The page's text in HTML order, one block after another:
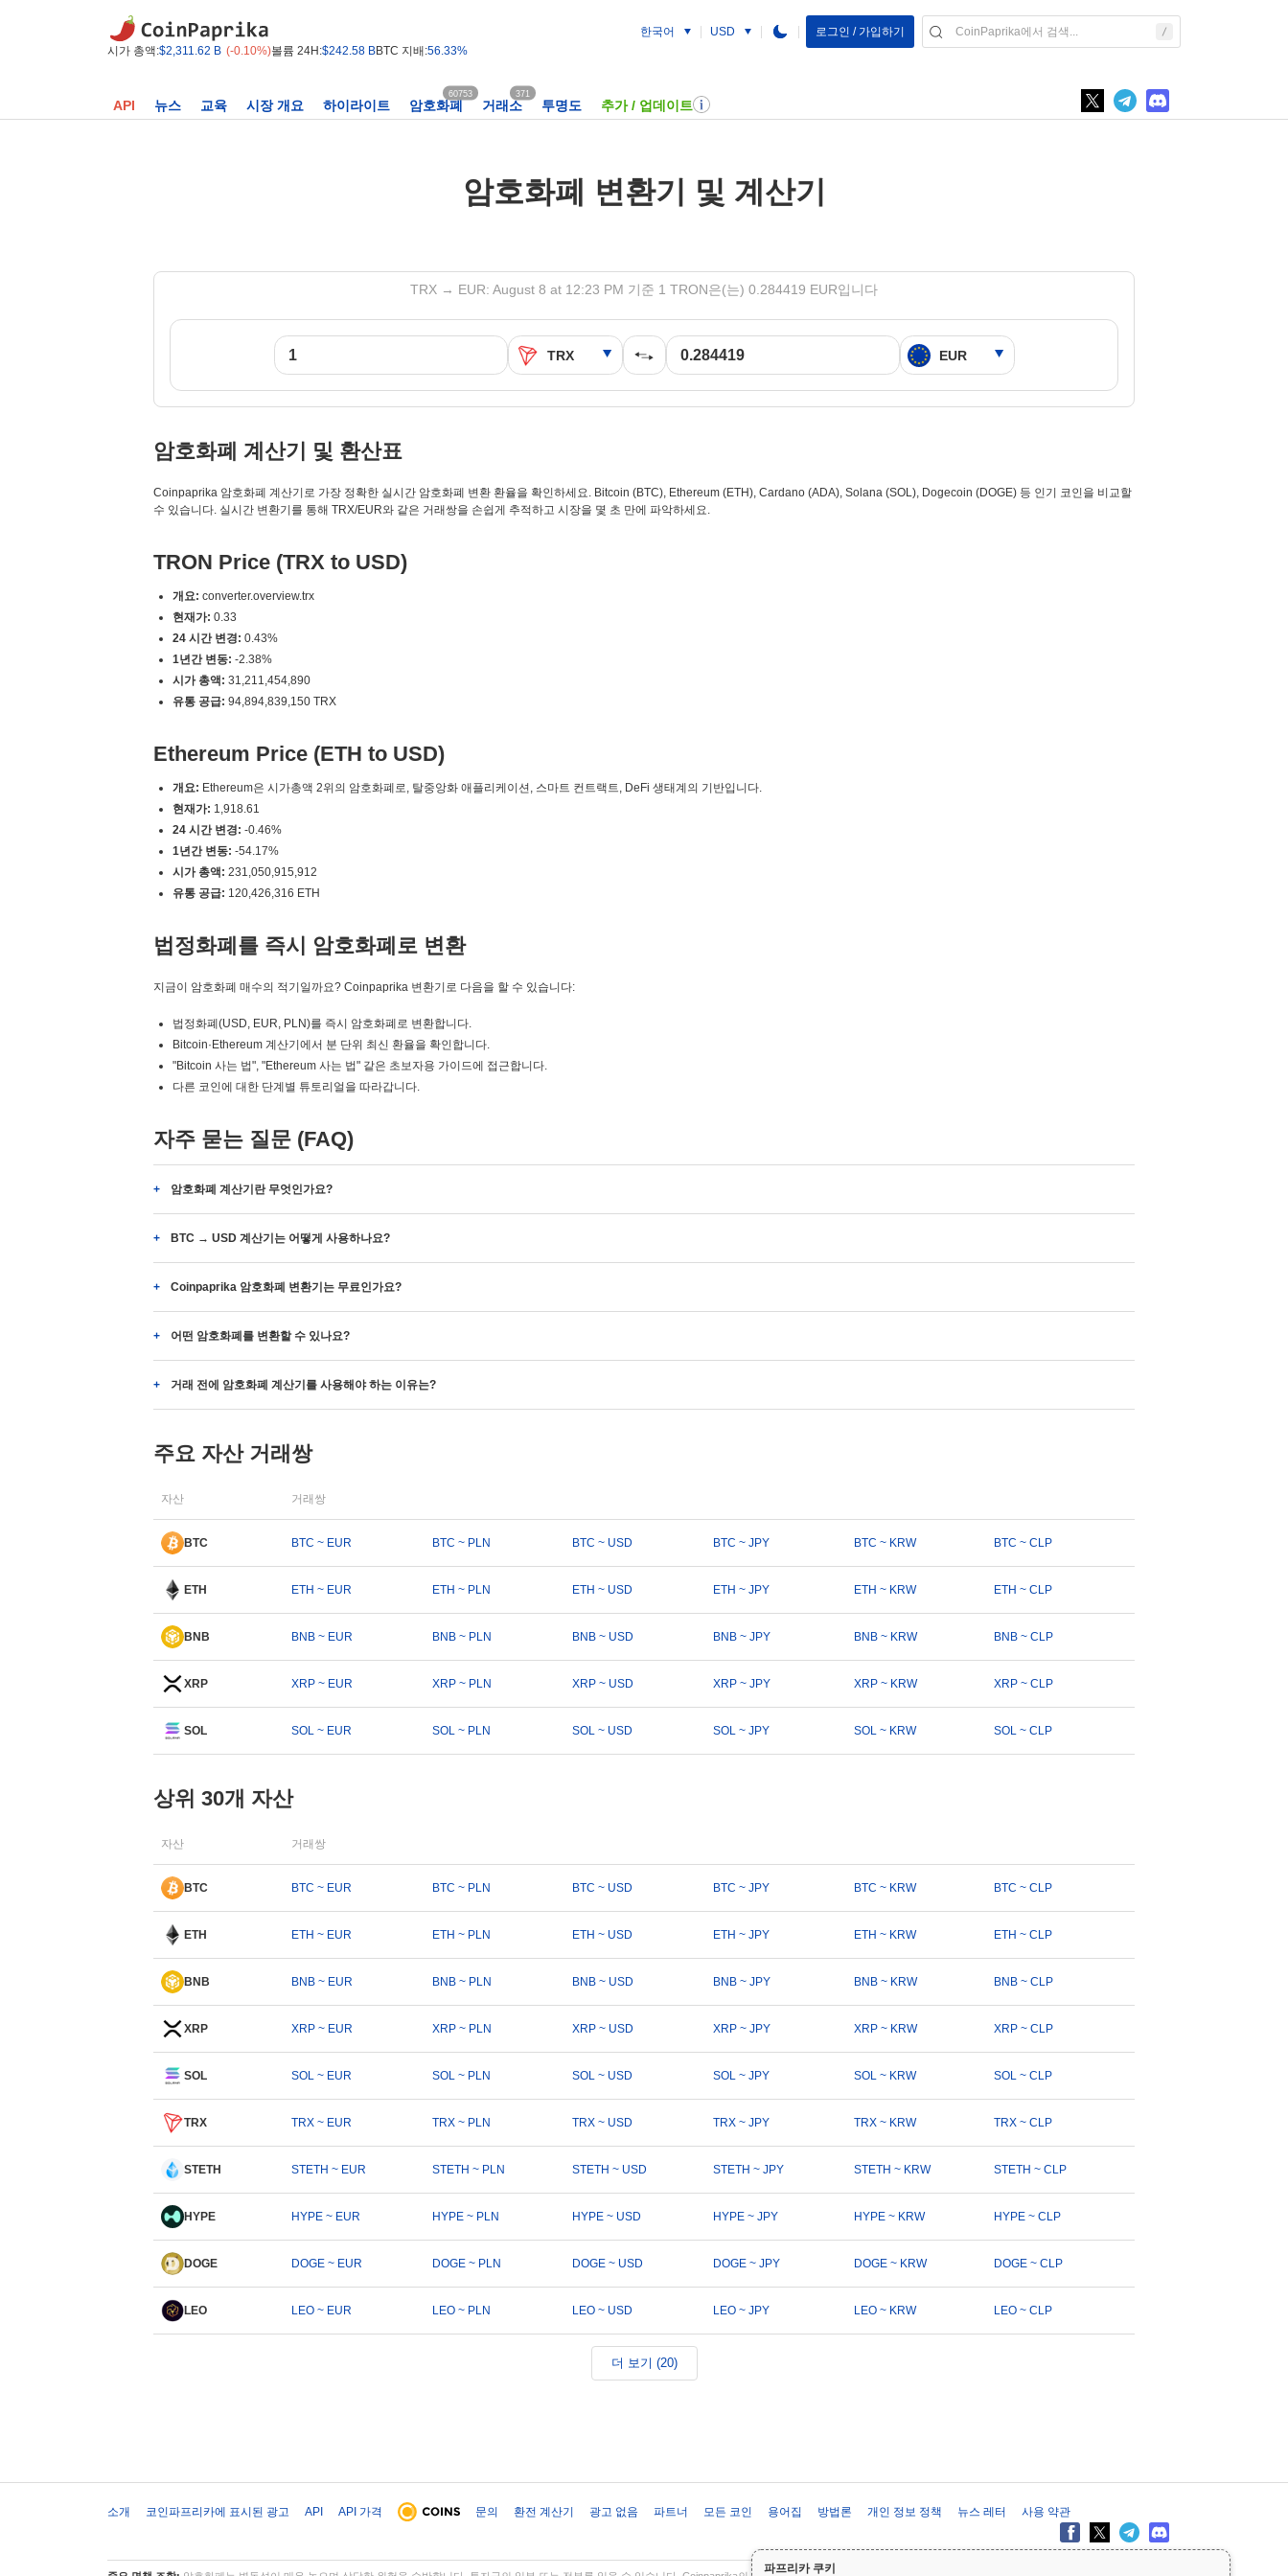
시가 총액:$2,311.62 B (-0.10%)볼륨 24H:$242.58 BBTC 지배:56.33%
한국어 USD 로그인 / 가입하기
API 뉴스 교육 시장 개요 하이라이트 암호화폐
60753
거래소
371
투명도 추가 / 업데이트
파프리카 쿠키
암호화폐 변환기 및 계산기
TRX → EUR: August 8 at 12:23 PM 기준 1 TRON은(는) 0.284419 EUR입니다
암호화폐 계산기 및 환산표
Coinpaprika 암호화폐 계산기로 가장 정확한 실시간 암호화폐 변환 환율을 확인하세요. Bitcoin (BTC), Ethereum (ETH), Cardano (ADA), Solana (SOL), Dogecoin (DOGE) 등 인기 코인을 비교할
수 있습니다. 실시간 변환기를 통해 TRX/EUR와 같은 거래쌍을 손쉽게 추적하고 시장을 몇 초 만에 파악하세요.
TRON Price (TRX to USD)
개요: converter.overview.trx
현재가: 0.33
24 시간 변경: 0.43%
1년간 변동: -2.38%
시가 총액: 31,211,454,890
유통 공급: 94,894,839,150 TRX
Ethereum Price (ETH to USD)
개요: Ethereum은 시가총액 2위의 암호화폐로, 탈중앙화 애플리케이션, 스마트 컨트랙트, DeFi 생태계의 기반입니다.
현재가: 1,918.61
24 시간 변경: -0.46%
1년간 변동: -54.17%
시가 총액: 231,050,915,912
유통 공급: 120,426,316 ETH
법정화폐를 즉시 암호화폐로 변환
지금이 암호화폐 매수의 적기일까요? Coinpaprika 변환기로 다음을 할 수 있습니다:
법정화폐(USD, EUR, PLN)를 즉시 암호화폐로 변환합니다.
Bitcoin·Ethereum 계산기에서 분 단위 최신 환율을 확인합니다.
"Bitcoin 사는 법", "Ethereum 사는 법" 같은 초보자용 가이드에 접근합니다.
다른 코인에 대한 단계별 튜토리얼을 따라갑니다.
자주 묻는 질문 (FAQ)
암호화폐 계산기란 무엇인가요?
BTC → USD 계산기는 어떻게 사용하나요?
Coinpaprika 암호화폐 변환기는 무료인가요?
어떤 암호화폐를 변환할 수 있나요?
거래 전에 암호화폐 계산기를 사용해야 하는 이유는?
주요 자산 거래쌍
자산 거래쌍
BTC BTC ~ EUR BTC ~ PLN BTC ~ USD BTC ~ JPY BTC ~ KRW BTC ~ CLP
ETH ETH ~ EUR ETH ~ PLN ETH ~ USD ETH ~ JPY ETH ~ KRW ETH ~ CLP
BNB BNB ~ EUR BNB ~ PLN BNB ~ USD BNB ~ JPY BNB ~ KRW BNB ~ CLP
XRP XRP ~ EUR XRP ~ PLN XRP ~ USD XRP ~ JPY XRP ~ KRW XRP ~ CLP
SOL SOL ~ EUR SOL ~ PLN SOL ~ USD SOL ~ JPY SOL ~ KRW SOL ~ CLP
상위 30개 자산
자산 거래쌍
BTC BTC ~ EUR BTC ~ PLN BTC ~ USD BTC ~ JPY BTC ~ KRW BTC ~ CLP
ETH ETH ~ EUR ETH ~ PLN ETH ~ USD ETH ~ JPY ETH ~ KRW ETH ~ CLP
BNB BNB ~ EUR BNB ~ PLN BNB ~ USD BNB ~ JPY BNB ~ KRW BNB ~ CLP
XRP XRP ~ EUR XRP ~ PLN XRP ~ USD XRP ~ JPY XRP ~ KRW XRP ~ CLP
SOL SOL ~ EUR SOL ~ PLN SOL ~ USD SOL ~ JPY SOL ~ KRW SOL ~ CLP
TRX TRX ~ EUR TRX ~ PLN TRX ~ USD TRX ~ JPY TRX ~ KRW TRX ~ CLP
STETH STETH ~ EUR STETH ~ PLN STETH ~ USD STETH ~ JPY STETH ~ KRW STETH ~ CLP
HYPE HYPE ~ EUR HYPE ~ PLN HYPE ~ USD HYPE ~ JPY HYPE ~ KRW HYPE ~ CLP
DOGE DOGE ~ EUR DOGE ~ PLN DOGE ~ USD DOGE ~ JPY DOGE ~ KRW DOGE ~ CLP
LEO LEO ~ EUR LEO ~ PLN LEO ~ USD LEO ~ JPY LEO ~ KRW LEO ~ CLP
더 보기 (20)
소개 코인파프리카에 표시된 광고 API API 가격 문의 환전 계산기 광고 없음 파트너 모든 코인 용어집 방법론 개인 정보 정책 뉴스 레터 사용 약관